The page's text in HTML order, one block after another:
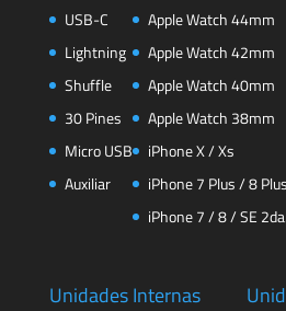
USB-C
Lightning
Shuffle
30 Pines
Micro USB
Auxiliar
Apple Watch 44mm
Apple Watch 42mm
Apple Watch 40mm
Apple Watch 38mm
iPhone X / Xs
iPhone 7 Plus / 8 Plus
iPhone 7 / 8 / SE
Unidades Internas